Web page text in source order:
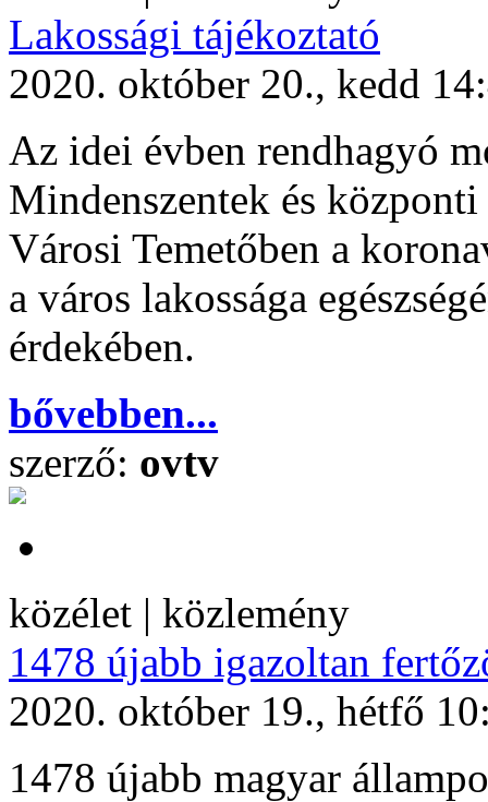
Lakossági tájékoztató
2020. október 20., kedd
Az idei évben rendhagyó
Mindenszentek és
Városi Temetőben a
a város lakossága
érdekében.
bővebben...
szerző: ovtv
közélet | közlemény
1478 újabb igazoltan
2020. október 19., hétfő
1478 újabb magyar